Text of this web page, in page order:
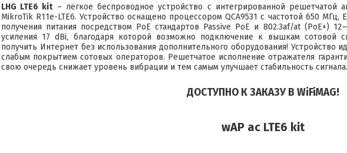
LHG LTE6 kit– лёгкое беспроводное устройство с интегрированной решетчатой
MikroTik R11e-LTE6. Устройство оснащено процессором QCA9531 с частотой 650
получения питания посредством PoE стандартов Passive PoE и 802.3af/at (PoE+)
усиления 17 dBi, благодаря которой возможно подключение к вышкам сотовой
получить Интернет без использования дополнительного оборудования! Устройство
слабым покрытием сотовых операторов. Решетчатое исполнение отражателя
свою очередь снижает уровень вибрации и тем самым улучшает стабильность сигнала.
ДОСТУПНО К ЗАКАЗУ В WiFiMAG!
wAP ac LTE6 kit